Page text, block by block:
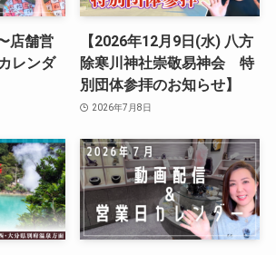
店舗営
レンダ
【2026年12月9日(水) 八方
除寒川神社崇敬易神会 特
別団体参拝のお知らせ】
2026年7月8日